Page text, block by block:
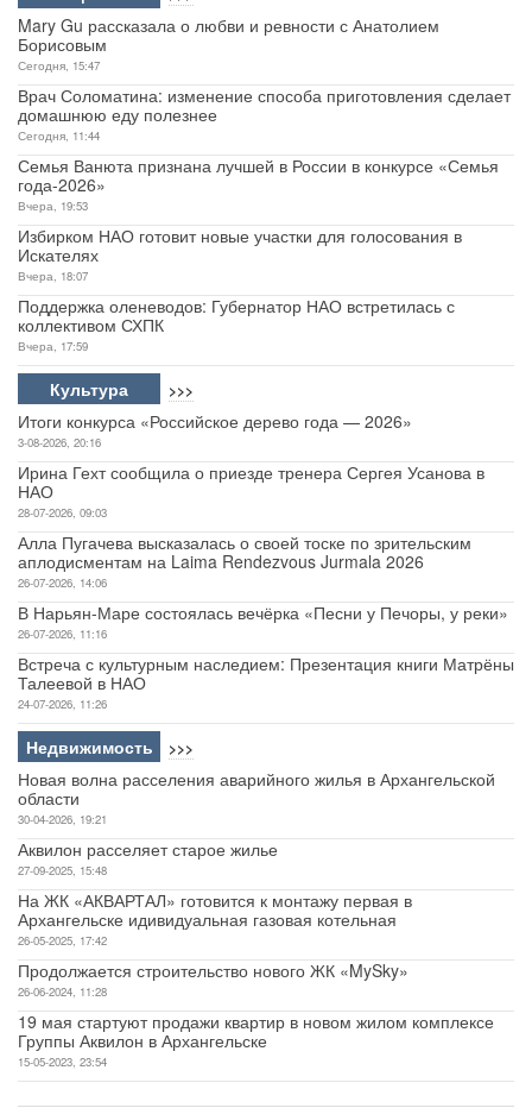
Mary Gu рассказала о любви и ревности с Анатолием
Борисовым
Сегодня, 15:47
Врач Соломатина: изменение способа приготовления сделает
домашнюю еду полезнее
Сегодня, 11:44
Семья Ванюта признана лучшей в России в конкурсе «Семья
года-2026»
Вчера, 19:53
Избирком НАО готовит новые участки для голосования в
Искателях
Вчера, 18:07
Поддержка оленеводов: Губернатор НАО встретилась с
коллективом СХПК
Вчера, 17:59
Культура >>>
Итоги конкурса «Российское дерево года — 2026»
3-08-2026, 20:16
Ирина Гехт сообщила о приезде тренера Сергея Усанова в
НАО
28-07-2026, 09:03
Алла Пугачева высказалась о своей тоске по зрительским
аплодисментам на Laima Rendezvous Jurmala 2026
26-07-2026, 14:06
В Нарьян-Маре состоялась вечёрка «Песни у Печоры, у реки»
26-07-2026, 11:16
Встреча с культурным наследием: Презентация книги Матрёны
Талеевой в НАО
24-07-2026, 11:26
Недвижимость >>>
Новая волна расселения аварийного жилья в Архангельской
области
30-04-2026, 19:21
Аквилон расселяет старое жилье
27-09-2025, 15:48
На ЖК «АКВАРТАЛ» готовится к монтажу первая в
Архангельске идивидуальная газовая котельная
26-05-2025, 17:42
Продолжается строительство нового ЖК «MySky»
26-06-2024, 11:28
19 мая стартуют продажи квартир в новом жилом комплексе
Группы Аквилон в Архангельске
15-05-2023, 23:54